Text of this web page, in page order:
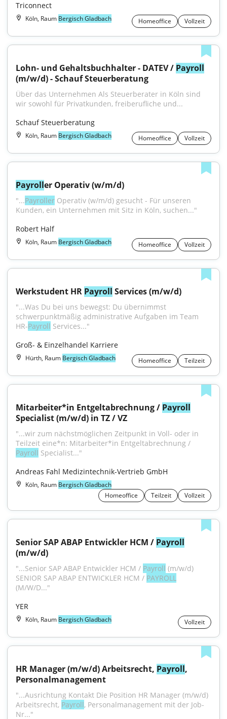
Triconnect
Köln, Raum Bergisch Gladbach Homeoffice Vollzeit
Lohn- und Gehaltsbuchhalter - DATEV / Payroll
(m/w/d) - Schauf Steuerberatung
Über das Unternehmen Als Steuerberater in Köln sind
wir sowohl für Privatkunden, freiberufliche und...
Schauf Steuerberatung
Köln, Raum Bergisch Gladbach Homeoffice Vollzeit
Payroller Operativ (w/m/d)
"...Payroller Operativ (w/m/d) gesucht - Für unseren
Kunden, ein Unternehmen mit Sitz in Köln, suchen..."
Robert Half
Köln, Raum Bergisch Gladbach Homeoffice Vollzeit
Werkstudent HR Payroll Services (m/w/d)
"...Was Du bei uns bewegst: Du übernimmst
schwerpunktmäßig administrative Aufgaben im Team
HR-Payroll Services..."
Groß- & Einzelhandel Karriere
Hürth, Raum Bergisch Gladbach Homeoffice Teilzeit
Mitarbeiter*in Entgeltabrechnung / Payroll
Specialist (m/w/d) in TZ / VZ
"...wir zum nächstmöglichen Zeitpunkt in Voll- oder in
Payroll Specialist..."
Andreas Fahl Medizintechnik-Vertrieb GmbH
Köln, Raum Bergisch Gladbach
Homeoffice
Teilzeit Vollzeit
Senior SAP ABAP Entwickler HCM / Payroll
(m/w/d)
"...Senior SAP ABAP Entwickler HCM / Payroll (m/w/d)
SENIOR SAP ABAP ENTWICKLER HCM / PAYROLL
(M/W/D..."
YER
Köln, Raum Bergisch Gladbach Vollzeit
HR Manager (m/w/d) Arbeitsrecht, Payroll,
Personalmanagement
"...Ausrichtung Kontakt Die Position HR Manager (m/w/d)
Arbeitsrecht, Payroll, Personalmanagement mit der Job-
Nr..."